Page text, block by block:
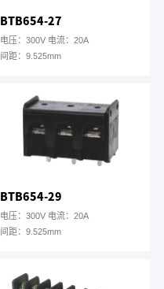
BTB654-27
电压：300V 电流：20A
间距：9.525mm
BTB654-29
电压：300V 电流：20A
间距：9.525mm